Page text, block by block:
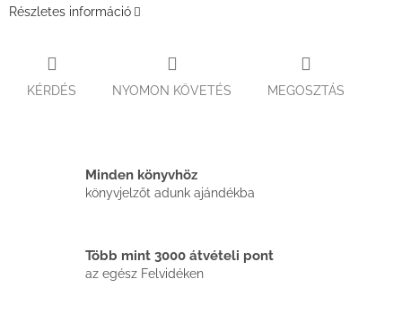
Részletes információ
KÉRDÉS NYOMON KÖVETÉS MEGOSZTÁS
Minden könyvhöz
könyvjelzőt adunk ajándékba
Több mint 3000 átvételi pont
az egész Felvidéken